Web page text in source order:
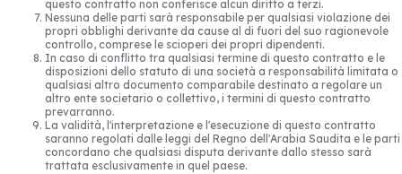
questo contratto non conferisce alcun diritto a terzi.
Nessuna delle parti sarà responsabile per qualsiasi violazione dei
propri obblighi derivante da cause al di fuori del suo ragionevole
controllo, comprese le scioperi dei propri dipendenti.
In caso di conflitto tra qualsiasi termine di questo contratto e le
disposizioni dello statuto di una società a responsabilità limitata o
qualsiasi altro documento comparabile destinato a regolare un
altro ente societario o collettivo, i termini di questo contratto
prevarranno.
La validità, l'interpretazione e l'esecuzione di questo contratto
saranno regolati dalle leggi del Regno dell'Arabia Saudita e le parti
concordano che qualsiasi disputa derivante dallo stesso sarà
trattata esclusivamente in quel paese.